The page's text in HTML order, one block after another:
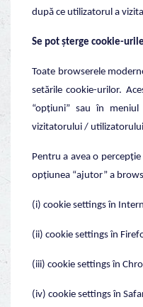
după ce utilizatorul a
Se pot șterge cookie-
Toate browserele
setările cookie-urilor.
“opțiuni” sau în
vizitatorului /
Pentru a avea o
opțiunea “ajutor” a
(i) cookie settings în
(ii) cookie settings în
(iii) cookie settings în
(iv) cookie settings în